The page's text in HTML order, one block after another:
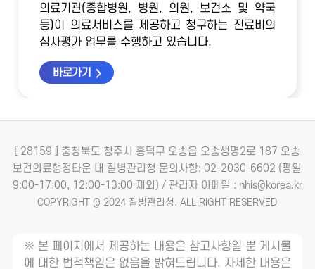
의료기관(종합병원, 병원, 의원, 보건소 및 약국
등)이 의료서비스를 제공하고 청구하는 진료비의
심사평가 업무를 수행하고 있습니다.
바로가기
[ 28159 ] 충청북도 청주시 흥덕구 오송읍 오송생명2로 187 오송
보건의료행정타운 내 질병관리청 문의사항: 02-2030-6602 (평일
9:00-17:00, 12:00-13:00 제외) / 관리자 이메일 : nhis@korea.kr
COPYRIGHT @ 2024 질병관리청. ALL RIGHT RESERVED
※ 본 페이지에서 제공하는 내용은 참고사항일 뿐 게시물
에 대한 법적책임은 없음을 밝혀드립니다. 자세한 내용은